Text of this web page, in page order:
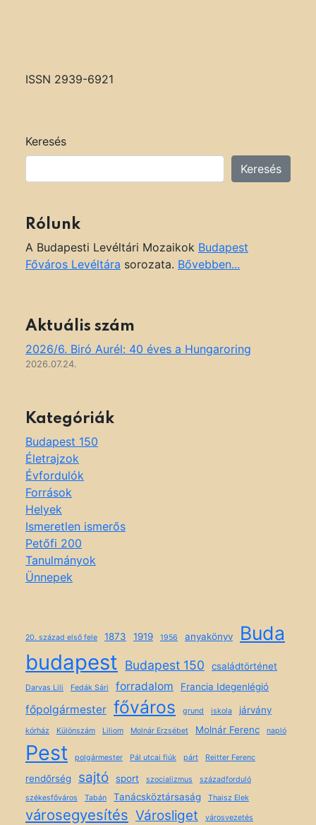
ISSN 2939-6921
Keresés
Keresés
Rólunk
A Budapesti Levéltári Mozaikok Budapest
Főváros Levéltára sorozata. Bővebben...
Aktuális szám
2026/6. Biró Aurél: 40 éves a Hungaroring
2026.07.24.
Kategóriák
Budapest 150
Életrajzok
Évfordulók
Források
Helyek
Ismeretlen ismerős
Petőfi 200
Tanulmányok
Ünnepek
20. század első fele 1873 1919 1956 anyakönyv Buda
budapest Budapest 150 családtörténet
Darvas Lili Fedák Sári forradalom Francia Idegenlégió
főpolgármester főváros grund iskola járvány
kórház Különszám Liliom Molnár Erzsébet Molnár Ferenc napló
Pest polgármester Pál utcai fiúk párt Reitter Ferenc
rendőrség sajtó sport szocializmus
századforduló
székesfőváros
Tabán Tanácsköztársaság Thaisz Elek
városegyesítés Városliget városvezetés